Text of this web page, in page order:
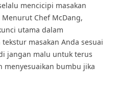
mencicipi masakan
Chef McDang,
utama dalam
masakan Anda sesuai
jangan malu untuk terus
menyesuaikan bumbu jika